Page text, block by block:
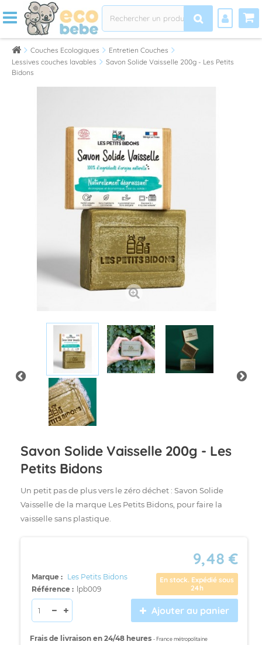
Couches Ecologiques
Entretien Couches
Lessives couches lavables
Savon Solide Vaisselle 200g - Les Petits
Bidons
Savon Solide Vaisselle 200g - Les
Petits Bidons
Un petit pas de plus vers le zéro déchet : Savon Solide
Vaisselle de la marque Les Petits Bidons, pour faire la
vaisselle sans plastique.
9,48 €
Marque : Les Petits Bidons
Référence :
lpb009
En stock. Expédié sous
24h
Ajouter au panier
Frais de livraison en 24/48 heures - France métropolitaine